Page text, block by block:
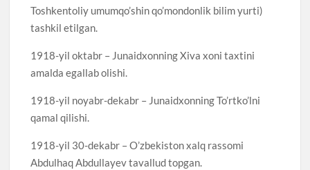
Toshkentoliy umumqo’shin qo’mondonlik bilim yurti)
tashkil etilgan.
1918-yil oktabr – Junaidxonning Xiva xoni taxtini
amalda egallab olishi.
1918-yil noyabr-dekabr – Junaidxonning To’rtko’lni
qamal qilishi.
1918-yil 30-dekabr – O’zbekiston xalq rassomi
Abdulhaq Abdullayev tavallud topgan.